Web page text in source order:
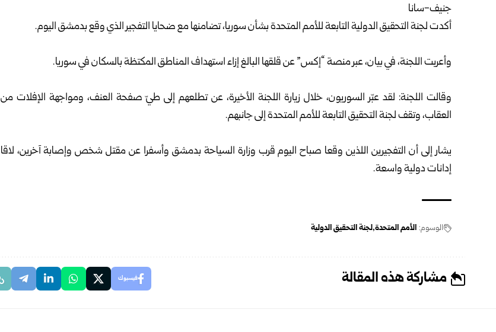
جنيف-سانا
أكدت لجنة التحقيق الدولية التابعة للأمم المتحدة بشأن سوريا، تضامنها مع ضحايا التفجير الذي وقع بدمشق اليوم.
وأعربت اللجنة، في بيان، عبر منصة “إكس” عن قلقها البالغ إزاء استهداف المناطق المكتظة بالسكان فيسوريا.
وقالت اللجنة: لقد عبّر السوريون، خلال زيارة اللجنة الأخيرة، عن تطلعهم إلى طيّ صفحة العنف، ومواجهة الإفلات من
العقاب، وتقف لجنة التحقيق التابعة للأمم المتحدة إلى جانبهم.
يشار إلى أن التفجيرين اللذين وقعا صباح اليوم قرب وزارة السياحة بدمشق وأسفرا عن مقتل شخص وإصابة آخرين، لاقا
إدانات دولية واسعة.
الوسوم: الأمم المتحدة لجنة التحقيق الدولية
مشاركة هذه المقالة فيسبوك